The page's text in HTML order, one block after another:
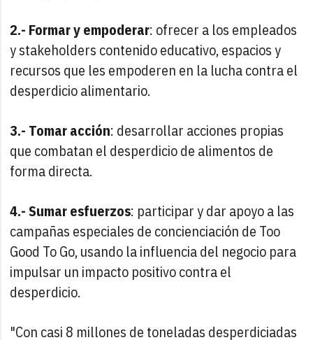
2.- Formar y empoderar: ofrecer a los empleados
y stakeholders contenido educativo, espacios y
recursos que les empoderen en la lucha contra el
desperdicio alimentario.
3.- Tomar acción: desarrollar acciones propias
que combatan el desperdicio de alimentos de
forma directa.
4.- Sumar esfuerzos: participar y dar apoyo a las
campañas especiales de concienciación de Too
Good To Go, usando la influencia del negocio para
impulsar un impacto positivo contra el
desperdicio.
"Con casi 8 millones de toneladas desperdiciadas